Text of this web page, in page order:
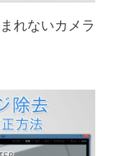
れないカメラ